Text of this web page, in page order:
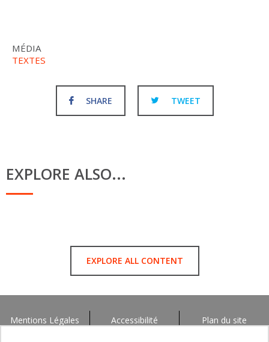
MÉDIA
TEXTES
SHARE TWEET
EXPLORE ALSO...
EXPLORE ALL CONTENT
Mentions Légales Accessibilité Plan du site